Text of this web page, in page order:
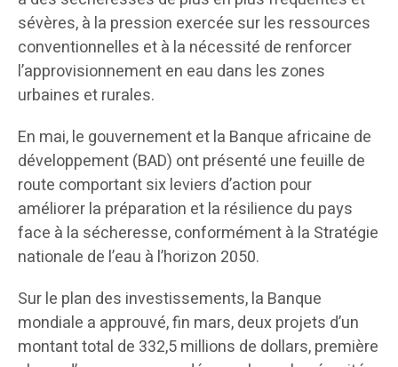
sévères, à la pression exercée sur les ressources
conventionnelles et à la nécessité de renforcer
l’approvisionnement en eau dans les zones
urbaines et rurales.
En mai, le gouvernement et la Banque africaine de
développement (BAD) ont présenté une feuille de
route comportant six leviers d’action pour
améliorer la préparation et la résilience du pays
face à la sécheresse, conformément à la Stratégie
nationale de l’eau à l’horizon 2050.
Sur le plan des investissements, la Banque
mondiale a approuvé, fin mars, deux projets d’un
montant total de 332,5 millions de dollars, première